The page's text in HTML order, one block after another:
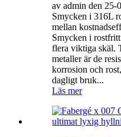
av admin den 25-
Smycken i 316L
mellan
Smycken i
flera viktiga skäl.
metaller är de
korrosion och
dagligt bruk...
Läs mer